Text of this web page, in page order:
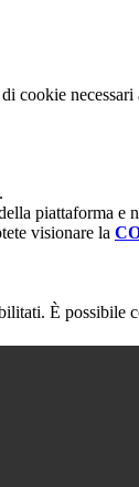
cookie
piattaforma e
visionare la
È possibile